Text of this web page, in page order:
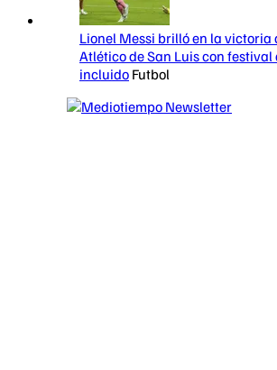
Lionel Messi brilló en la victoria
Atlético de San Luis con festival
incluido Futbol